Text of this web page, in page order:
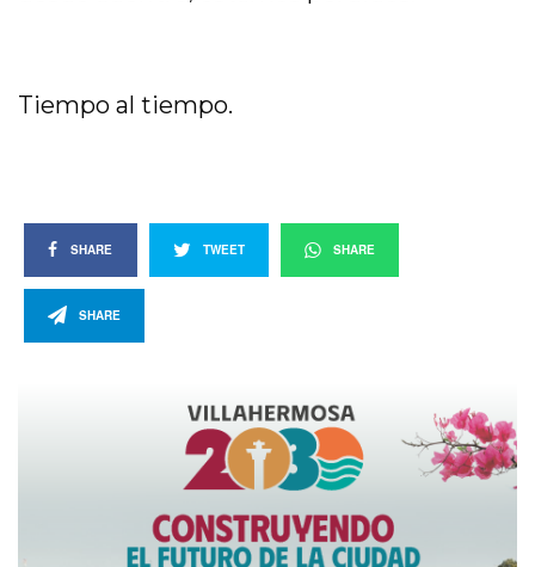
Tiempo al tiempo.
SHARE TWEET SHARE
SHARE